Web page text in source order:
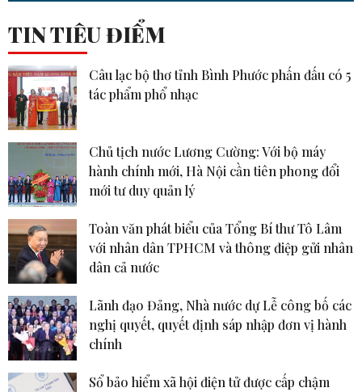
TIN TIÊU ĐIỂM
Câu lạc bộ thơ tỉnh Bình Phước phấn đấu có 5
tác phẩm phổ nhạc
Chủ tịch nước Lương Cường: Với bộ máy
hành chính mới, Hà Nội cần tiên phong đổi
mới tư duy quản lý
Toàn văn phát biểu của Tổng Bí thư Tô Lâm
với nhân dân TPHCM và thông điệp gửi nhân
dân cả nước
Lãnh đạo Đảng, Nhà nước dự Lễ công bố các
nghị quyết, quyết định sáp nhập đơn vị hành
chính
Sổ bảo hiểm xã hội điện tử được cấp chậm